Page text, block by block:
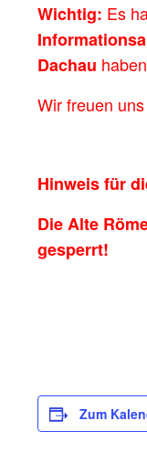
Wichtig: Es
Dachau
Wir freuen
Hinweis für
Die Alte
gesperrt!
Zum